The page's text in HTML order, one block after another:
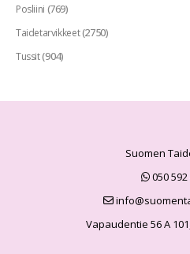
Posliini (769)
Taidetarvikkeet(2750)
Tussit(904)
Suomen
050
Vapaudentie 56 A